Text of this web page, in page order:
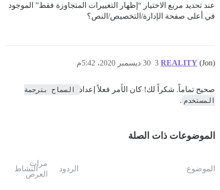
عند تحديد مربع الاختيار “إظهار التغييرات المتجاوزة فقط” الموجود
في أعلى صفحة الإدارة/التخصيص/النص؟
REALITY (Jon) 30 ديسمبر 2020، 5:42م 3
صحيح تماماً. شكراً لك! كان الأمر فعلاً إعداد
المستخدم .
الموضوعات ذات الصلة
الموضوع الردود
مرات
العرض
النشاط